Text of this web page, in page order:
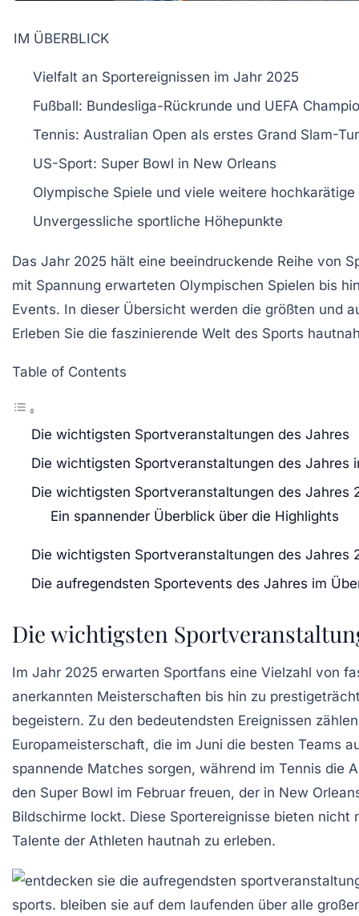
IM ÜBERBLICK
Vielfalt an Sportereignissen im Jahr 2025
Fußball: Bundesliga-Rückrunde und UEFA
Tennis: Australian Open als erstes Grand Slam-
US-Sport: Super Bowl in New Orleans
Olympische Spiele und viele weitere hochkarätige
Unvergessliche sportliche Höhepunkte
Das Jahr 2025 hält eine beeindruckende Reihe von
mit Spannung erwarteten Olympischen Spielen bis
Events. In dieser Übersicht werden die größten und
Erleben Sie die faszinierende Welt des Sports
Table of Contents
Die wichtigsten Sportveranstaltungen des Jahres
Die wichtigsten Sportveranstaltungen des Jahres
Die wichtigsten Sportveranstaltungen des Jahres
Ein spannender Überblick über die Highlights
Die wichtigsten Sportveranstaltungen des Jahres
Die aufregendsten Sportevents des Jahres im
Die wichtigsten
Im Jahr 2025 erwarten Sportfans eine Vielzahl von
anerkannten Meisterschaften bis hin zu
begeistern. Zu den bedeutendsten Ereignissen
Europameisterschaft, die im Juni die besten Teams
spannende Matches sorgen, während im Tennis die
den Super Bowl im Februar freuen, der in New
Bildschirme lockt. Diese Sportereignisse bieten nicht
Talente der Athleten hautnah zu erleben.